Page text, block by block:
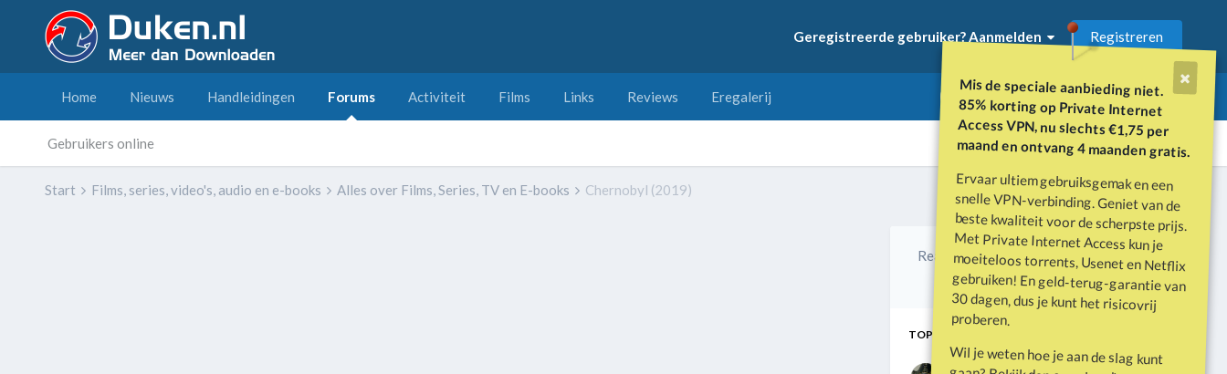
Mis de speciale aanbieding niet.
85% korting op Private Internet
Access VPN, nu slechts €1,75 per
maand en ontvang 4 maanden gratis.
Ervaar ultiem gebruiksgemak en een
snelle VPN-verbinding. Geniet van de
beste kwaliteit voor de scherpste prijs.
Met Private Internet Access kun je
moeiteloos torrents, Usenet en Netflix
gebruiken! En geld-terug-garantie van
30 dagen, dus je kunt het risicovrij
proberen.
Wil je weten hoe je aan de slag kunt
Geregistreerde gebruiker? Aanmelden Registreren
Home Nieuws Handleidingen Forums
Gebruikers online
Activiteit Films Links Reviews Eregalerij
Alle activiteit
Start Films, series, video's, audio en e-books Alles over Films, Series, TV en E-books Chernobyl (2019)
Reacties Gemaakt
7 jr
Laatste reactie
7 jr
TOP POSTERS IN DIT TOPIC
William1
Monkie